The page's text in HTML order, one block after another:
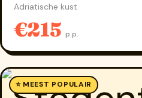
Adriatische kust
€215 p.p.
⭐ MEEST POPULAIR